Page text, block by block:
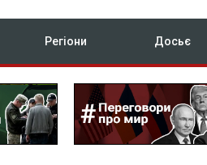
Регіони Досьє